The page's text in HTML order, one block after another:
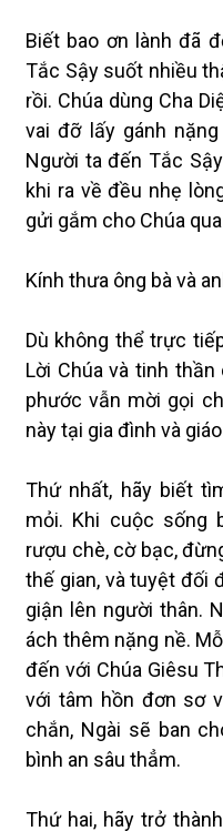
Biết bao ơn lành đã
Tắc Sậy suốt nhiều
rồi. Chúa dùng Cha
vai đỡ lấy gánh
Người ta đến Tắc
khi ra về đều nhẹ
gửi gắm cho Chúa
Kính thưa ông bà và
Dù không thể trực
Lời Chúa và tinh
phước vẫn mời gọi
này tại gia đình và
Thứ nhất, hãy biết
mỏi. Khi cuộc sống
rượu chè, cờ bạc,
thế gian, và tuyệt đối
giận lên người thân.
ách thêm nặng nề.
đến với Chúa Giêsu
với tâm hồn đơn sơ
chắn, Ngài sẽ ban
bình an sâu thẳm.
Thứ hai, hãy trở